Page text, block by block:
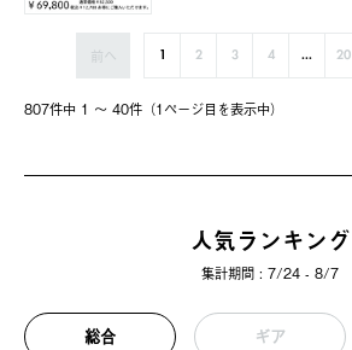
807件中 1 〜 40件（1ページ⽬を表⽰中）
前へ 1 2 3 4 ... 20
人気ランキング
集計期間 : 7/24 - 8/7
総合 ギア